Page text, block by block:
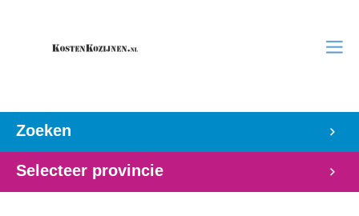
Zoeken
Selecteer provincie